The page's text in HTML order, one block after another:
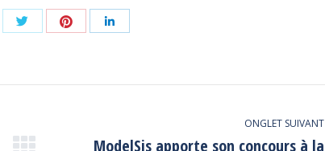
Share
Share
ONGLET SUIVANT
ModelSis apporte son concours à la